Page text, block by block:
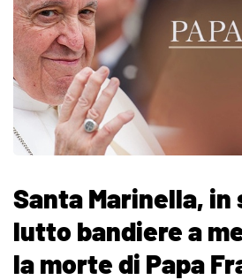
Santa Marinella, in
lutto bandiere a
la morte di Papa